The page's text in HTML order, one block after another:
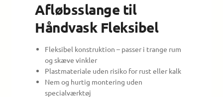
Afløbsslange til
Håndvask Fleksibel
Fleksibel konstruktion – passer i trange rum
og skæve vinkler
Plastmateriale uden risiko for rust eller kalk
Nem og hurtig montering uden
specialværktøj